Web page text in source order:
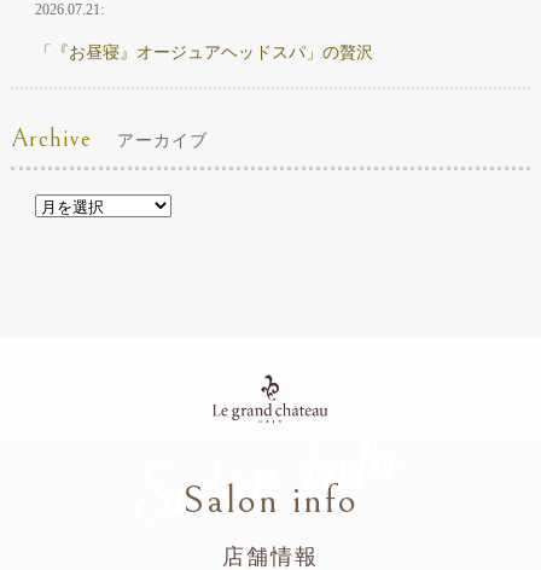
2026.07.21:
「『お昼寝』オージュアヘッドスパ」の贅沢
Archive アーカイブ
Salon info
Salon info
店舗情報